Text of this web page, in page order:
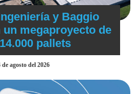
y Baggio
un megaproyecto de
pallets
de agosto del 2026